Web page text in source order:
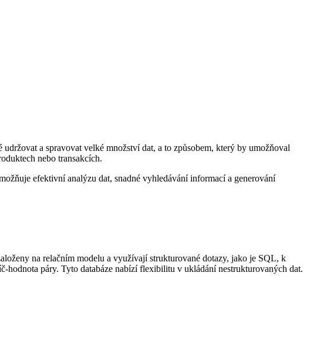
a spravovat velké množství dat, a to způsobem, který by umožňoval
nebo transakcích.
efektivní analýzu dat, snadné vyhledávání informací a generování
na relačním modelu a využívají strukturované dotazy, jako je SQL, k
hodnota páry. Tyto databáze nabízí flexibilitu v ukládání nestrukturovaných dat.